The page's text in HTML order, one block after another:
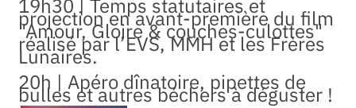
19h30 | Temps statutaires et
projection en avant-première du film
"Amour, Gloire & couches-culottes"
réalisé par l’EVS, MMH et les Frères
Lunaires.
20h | Apéro dînatoire, pipettes de
bulles et autres béchers à déguster !